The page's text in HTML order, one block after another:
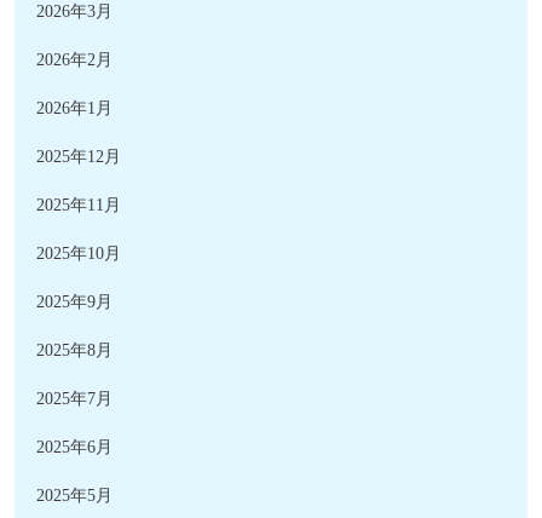
2026年3月
2026年2月
2026年1月
2025年12月
2025年11月
2025年10月
2025年9月
2025年8月
2025年7月
2025年6月
2025年5月